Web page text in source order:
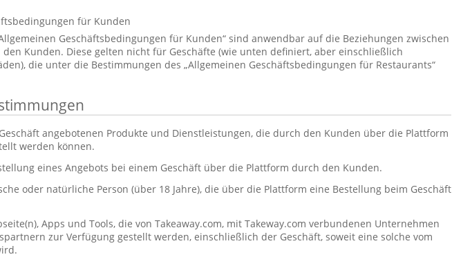
für Kunden
Geschäftsbedingungen für Kunden“ sind anwendbar auf die Beziehungen zwischen
den Kunden. Diese gelten nicht für Geschäfte (wie unten definiert, aber einschließlich
die unter die Bestimmungen des „Allgemeinen Geschäftsbedingungen für Restaurants“
angebotenen Produkte und Dienstleistungen, die durch den Kunden über die Plattform
werden können.
eines Angebots bei einem Geschäft über die Plattform durch den Kunden.
oder natürliche Person (über 18 Jahre), die über die Plattform eine Bestellung beim Geschäft
Apps und Tools, die von Takeaway.com, mit Takeway.com verbundenen Unternehmen
zur Verfügung gestellt werden, einschließlich der Geschäft, soweit eine solche vom